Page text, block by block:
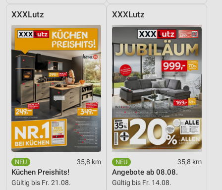
XXXLutz
35,8 km
Küchen Preishits!
Gültig bis Fr. 21.08.
XXXLutz
35,8 km
Angebote ab 08.08.
Gültig bis Fr. 14.08.